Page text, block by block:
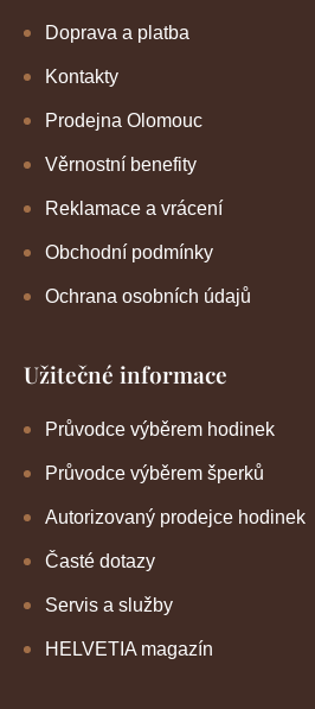
Doprava a platba
Kontakty
Prodejna Olomouc
Věrnostní benefity
Reklamace a vrácení
Obchodní podmínky
Ochrana osobních údajů
Užitečné informace
Průvodce výběrem hodinek
Průvodce výběrem šperků
Autorizovaný prodejce hodinek
Časté dotazy
Servis a služby
HELVETIA magazín